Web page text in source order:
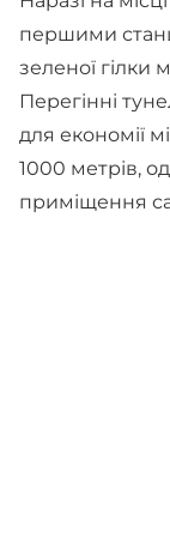
першими
зеленої гілки
Перегінні
для економії
1000 метрів,
приміщення